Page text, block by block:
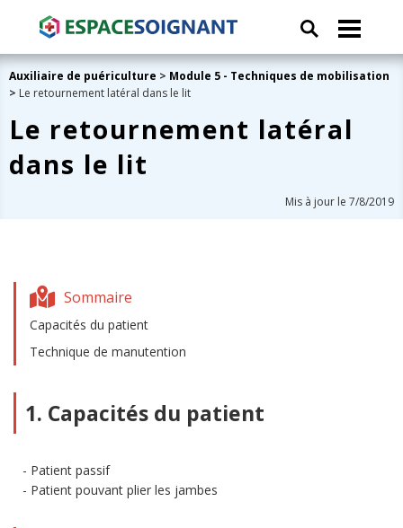
Auxiliaire de puériculture > Module 5 - Techniques de mobilisation
> Le retournement latéral dans le lit
Le retournement latéral
dans le lit
Mis à jour le 7/8/2019
Sommaire
Capacités du patient
Technique de manutention
1. Capacités du patient
Patient passif
Patient pouvant plier les jambes